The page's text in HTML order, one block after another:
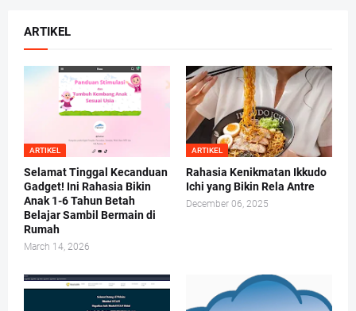
ARTIKEL
ARTIKEL
Selamat Tinggal Kecanduan
Gadget! Ini Rahasia Bikin
Anak 1-6 Tahun Betah
Belajar Sambil Bermain di
Rumah
March 14, 2026
ARTIKEL
Rahasia Kenikmatan Ikkudo
Ichi yang Bikin Rela Antre
December 06, 2025